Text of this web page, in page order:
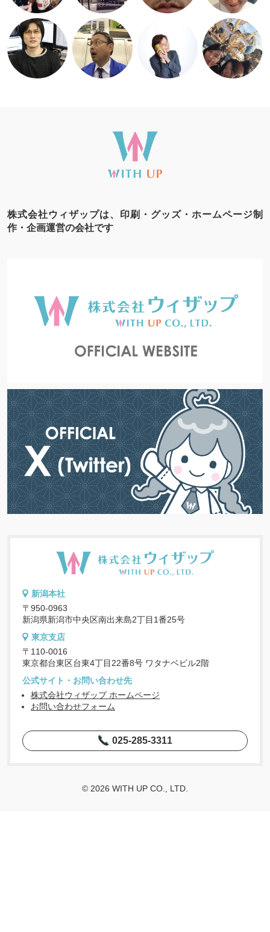
株式会社ウィザップは、印刷・グッズ・ホームページ制
作・企画運営の会社です
新潟本社
〒950-0963
新潟県新潟市中央区南出来島2丁目1番25号
東京支店
〒110-0016
東京都台東区台東4丁目22番8号 ワタナベビル2階
公式サイト・お問い合わせ先
株式会社ウィザップ ホームページ
お問い合わせフォーム
025-285-3311
© 2026 WITH UP CO., LTD.